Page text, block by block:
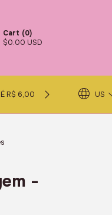
Cart (0)
$0.00 USD
R$ 6,00 BLACK FRIDAY
US
-